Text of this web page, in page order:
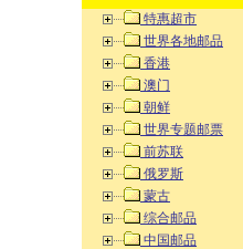
特惠超市
世界各地邮品
香港
澳门
朝鲜
世界专题邮票
前苏联
俄罗斯
蒙古
综合邮品
中国邮品